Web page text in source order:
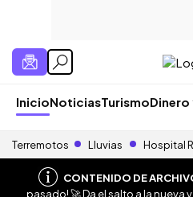
InicioNoticiasTurismo
Terremotos Lluvias Hospital
CONTENIDO DE
pasado! 🚀 Da el salto a la nueva